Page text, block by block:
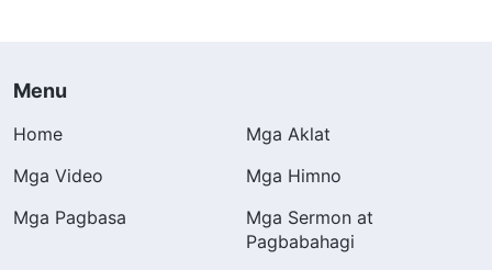
Menu
Home
Mga Aklat
Mga Video
Mga Himno
Mga Pagbasa
Mga Sermon at
Pagbabahagi